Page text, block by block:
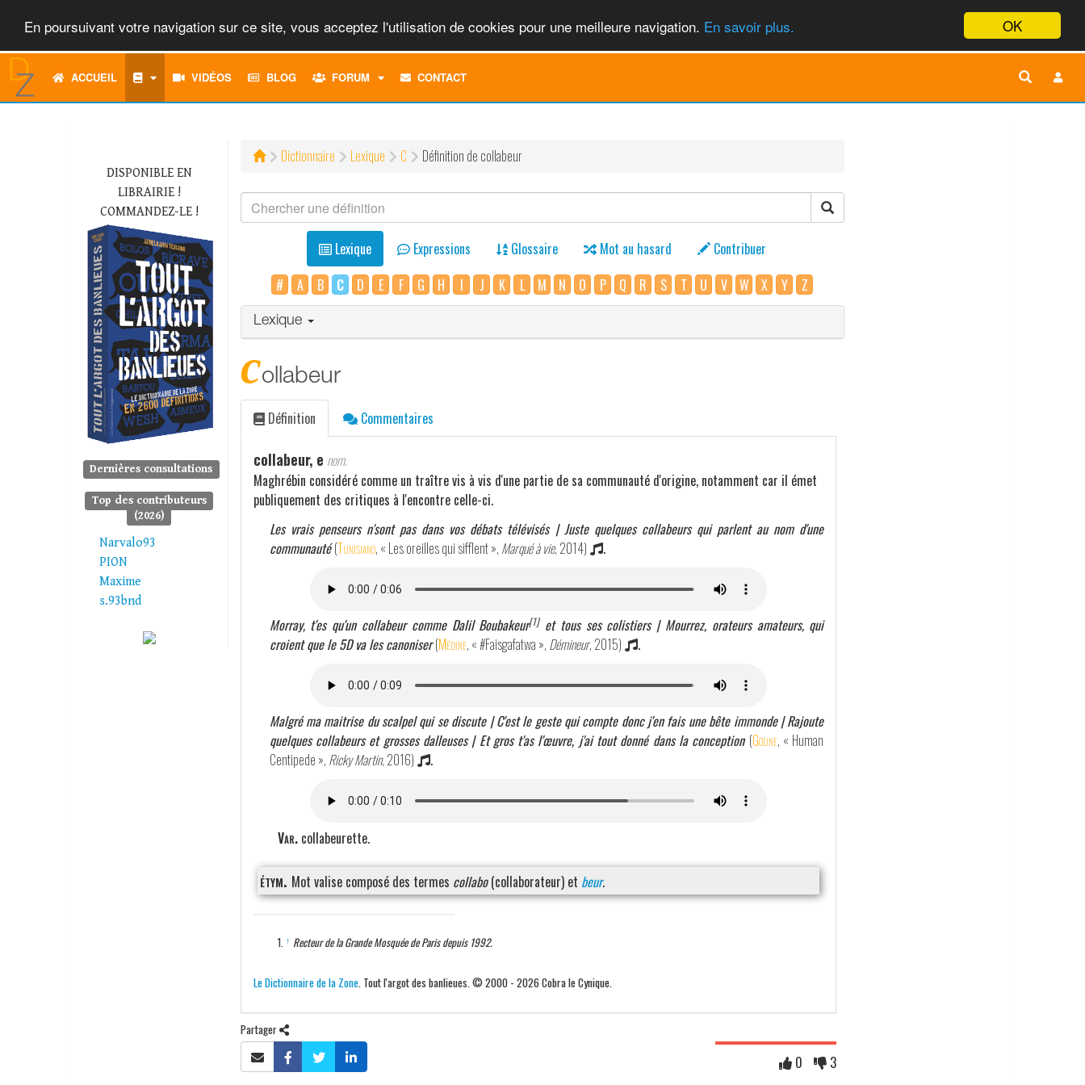
OK
En poursuivant votre navigation sur ce site, vous acceptez l'utilisation de cookies pour une meilleure navigation. En savoir plus.
ACCUEIL VIDÉOS BLOG FORUM
TOGGLECONTACT
DISPONIBLE EN
LIBRAIRIE !
COMMANDEZ-LE !
Dernières consultations
Top des contributeurs
(2026)
Narvalo93
PION
Maxime
s.93bnd
Dictionnaire Lexique C Définition de collabeur
Lexique Expressions Glossaire Mot au hasard
Contribuer
#
A B C D E F G H I J K L M N O P Q R S T U V W X Y Z
Lexique
collabeur
Définition Commentaires
collabeur, e nom.
Maghrébin considéré comme un traître vis à vis d'une partie de sa communauté d'origine, notamment car il émet
publiquement des critiques à l'encontre celle-ci.
Les vrais penseurs n'sont pas dans vos débats télévisés | Juste quelques collabeurs qui parlent au nom d'une
communauté (Tunisiano, « Les oreilles qui sifflent », Marqué à vie, 2014) .
Morray, t'es qu'un collabeur comme Dalil Boubakeur[1]et tous ses colistiers | Mourrez, orateurs amateurs, qui
croient que le 5D va les canoniser (Médine, « #Faisgafatwa », Démineur, 2015) .
Malgré ma maitrise du scalpel qui se discute | C'est le geste qui compte donc j'en fais une bête immonde | Rajoute
quelques collabeurs et grosses dalleuses | Et gros t'as l'œuvre, j'ai tout donné dans la conception (Goune, « Human
Centipede », Ricky Martin, 2016) .
Var. collabeurette.
étym. Mot valise composé des termes collabo(collaborateur) et beur.
↑ Recteur de la Grande Mosquée de Paris depuis 1992.
Le Dictionnaire de la Zone. Tout l'argot des banlieues. © 2000 - 2026 Cobra le Cynique.
Partager
0 3